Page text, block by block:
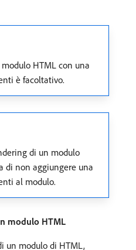
HTML con una
è facoltativo.
di un modulo
di non aggiungere una
al modulo.
modulo HTML
un modulo di HTML,